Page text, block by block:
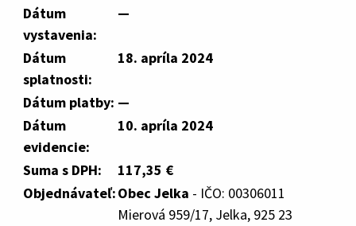
Dátum
vystavenia:
—
Dátum
splatnosti:
18. apríla 2024
Dátum platby: —
Dátum
evidencie:
10. apríla 2024
Suma s DPH:
117,35 €
Objednávateľ:Obec Jelka - IČO: 00306011
Mierová 959/17, Jelka, 925 23